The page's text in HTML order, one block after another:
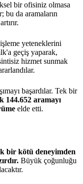
bir ofisiniz olmasa
bu da aramaların
yeteneklerini
geçiş yaparak,
hizmet sunmak
başardılar. Tek bir
144.652 aramayı
elde etti.
bir kötü deneyimden
Büyük çoğunluğu